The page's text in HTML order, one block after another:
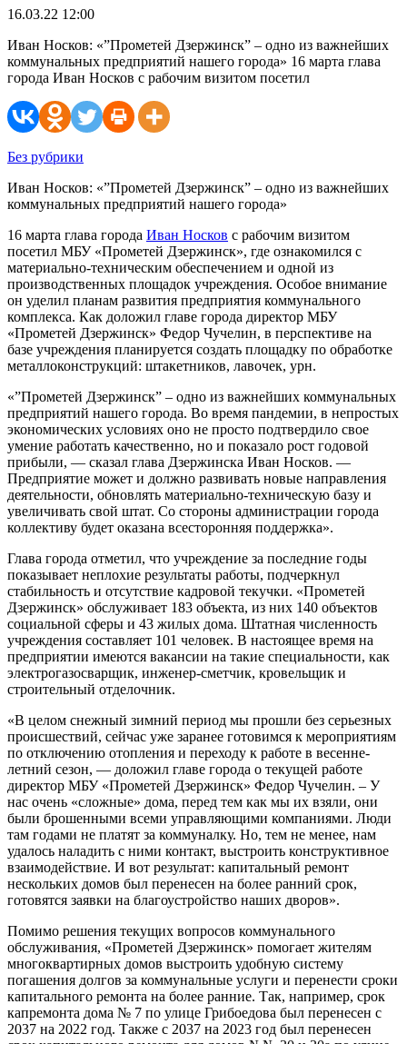
16.03.22 12:00
Иван Носков: «”Прометей Дзержинск” – одно из важнейших
коммунальных предприятий нашего города» 16 марта глава
города Иван Носков с рабочим визитом посетил
Без рубрики
Иван Носков: «”Прометей Дзержинск” – одно из важнейших
коммунальных предприятий нашего города»
16 марта глава города Иван Носков с рабочим визитом
посетил МБУ «Прометей Дзержинск», где ознакомился с
материально-техническим обеспечением и одной из
производственных площадок учреждения. Особое внимание
он уделил планам развития предприятия коммунального
комплекса. Как доложил главе города директор МБУ
«Прометей Дзержинск» Федор Чучелин, в перспективе на
базе учреждения планируется создать площадку по обработке
металлоконструкций: штакетников, лавочек, урн.
«”Прометей Дзержинск” – одно из важнейших коммунальных
предприятий нашего города. Во время пандемии, в непростых
экономических условиях оно не просто подтвердило свое
умение работать качественно, но и показало рост годовой
прибыли, — сказал глава Дзержинска Иван Носков. —
Предприятие может и должно развивать новые направления
деятельности, обновлять материально-техническую базу и
увеличивать свой штат. Со стороны администрации города
коллективу будет оказана всесторонняя поддержка».
Глава города отметил, что учреждение за последние годы
показывает неплохие результаты работы, подчеркнул
стабильность и отсутствие кадровой текучки. «Прометей
Дзержинск» обслуживает 183 объекта, из них 140 объектов
социальной сферы и 43 жилых дома. Штатная численность
учреждения составляет 101 человек. В настоящее время на
предприятии имеются вакансии на такие специальности, как
электрогазосварщик, инженер-сметчик, кровельщик и
строительный отделочник.
«В целом снежный зимний период мы прошли без серьезных
происшествий, сейчас уже заранее готовимся к мероприятиям
по отключению отопления и переходу к работе в весенне-
летний сезон, — доложил главе города о текущей работе
директор МБУ «Прометей Дзержинск» Федор Чучелин. – У
нас очень «сложные» дома, перед тем как мы их взяли, они
были брошенными всеми управляющими компаниями. Люди
там годами не платят за коммуналку. Но, тем не менее, нам
удалось наладить с ними контакт, выстроить конструктивное
взаимодействие. И вот результат: капитальный ремонт
нескольких домов был перенесен на более ранний срок,
готовятся заявки на благоустройство наших дворов».
Помимо решения текущих вопросов коммунального
обслуживания, «Прометей Дзержинск» помогает жителям
многоквартирных домов выстроить удобную систему
погашения долгов за коммунальные услуги и перенести сроки
капитального ремонта на более ранние. Так, например, срок
капремонта дома № 7 по улице Грибоедова был перенесен с
2037 на 2022 год. Также с 2037 на 2023 год был перенесен